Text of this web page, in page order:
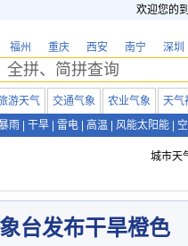
欢迎您的
福州 重庆 西安 南宁 深圳
游天气 交通气象 农业气象 天气
雨 干旱 雷电 高温 风能太阳能
城市天
台发布干旱橙色